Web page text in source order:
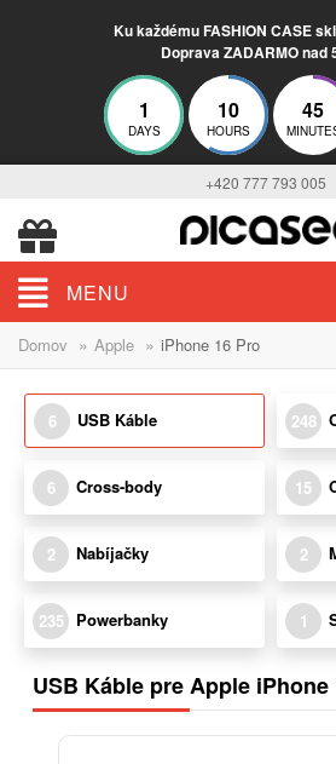
Ku každému FASHION CASE
Doprava ZADARMO nad
1
DAYS
10
HOURS
45
+420 777 793 005
MENU
Domov » Apple » iPhone 16 Pro
6 USB Káble 248
6 Cross-body 15
2 Nabíjačky 2
235 Powerbanky 1
USB Káble pre Apple iPhone